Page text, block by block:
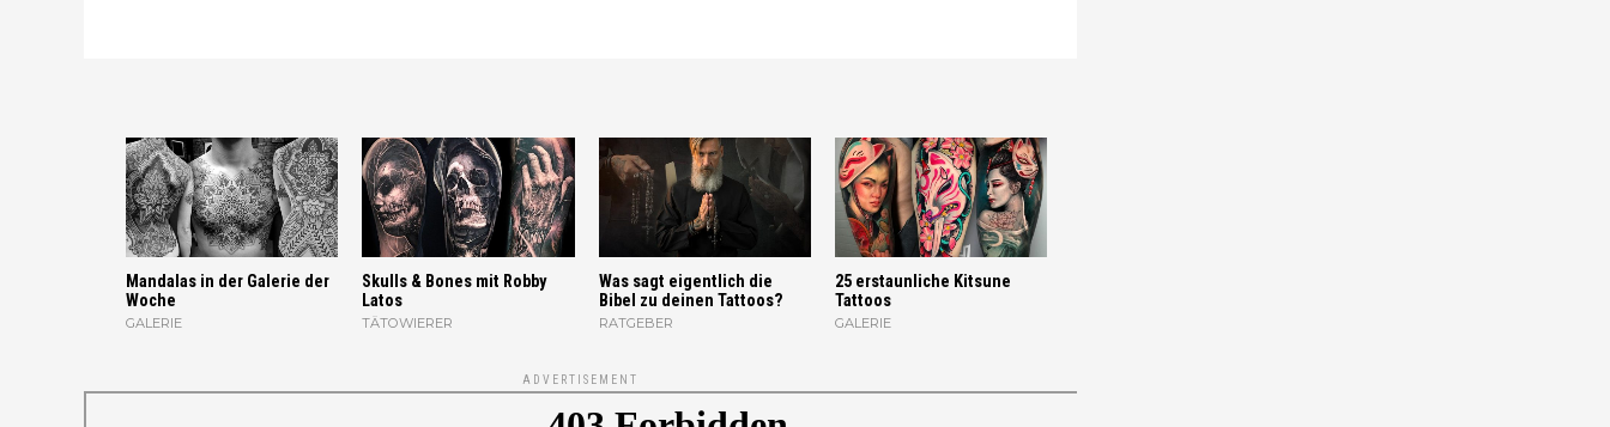
Mandalas in der Galerie der
Woche
GALERIE
Skulls & Bones mit Robby
Latos
TÄTOWIERER
Was sagt eigentlich die
Bibel zu deinen Tattoos?
RATGEBER
25 erstaunliche Kitsune
Tattoos
GALERIE
ADVERTISEMENT